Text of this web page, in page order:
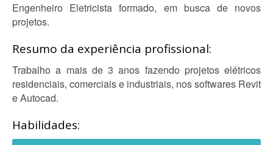
Engenheiro Eletricista formado, em busca de novos
projetos.
Resumo da experiência profissional:
Trabalho a mais de 3 anos fazendo projetos elétricos
residenciais, comerciais e industriais, nos softwares Revit
e Autocad.
Habilidades: